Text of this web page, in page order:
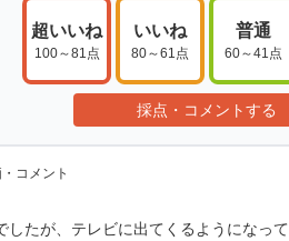
超いいね
100～81点
いいね
80～61点
普通
60～41点
採点・コメントする
コメント
たが、テレビに出てくるようになっ